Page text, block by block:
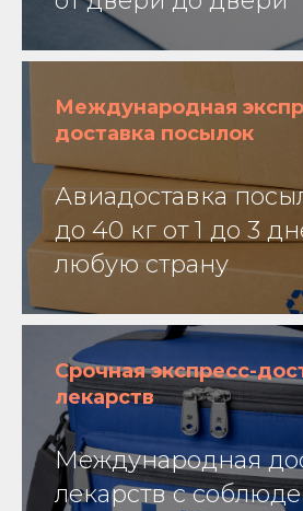
Международная
доставка посылок
Авиадоставка
до 40 кг от 1 до 3
любую страну
Срочная экспресс-
лекарств
Международная
лекарств с